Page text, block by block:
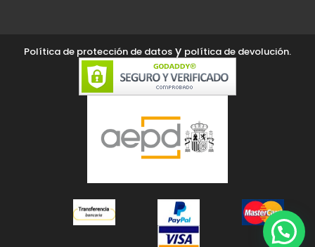
Política de protección de datos y política de devolución.